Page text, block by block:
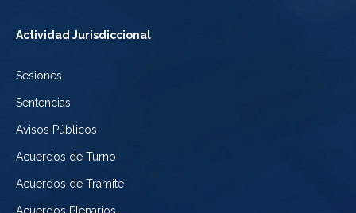
Actividad Jurisdiccional
Sesiones
Sentencias
Avisos Públicos
Acuerdos de Turno
Acuerdos de Trámite
Acuerdos Plenarios